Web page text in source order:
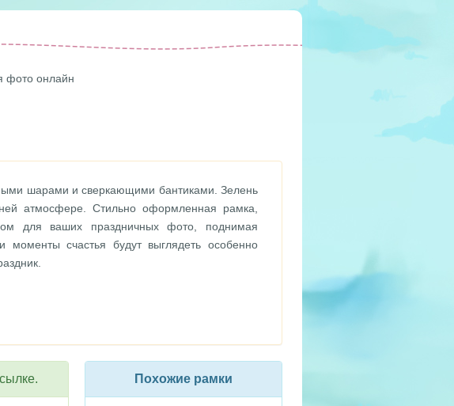
фото онлайн
шарами и сверкающими бантиками. Зелень
атмосфере. Стильно оформленная рамка,
для ваших праздничных фото, поднимая
счастья будут выглядеть особенно
Похожие рамки